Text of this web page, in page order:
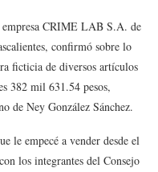
empresa CRIME LAB S.A. de
confirmó sobre lo
ficticia de diversos artículos
382 mil 631.54 pesos,
de Ney González Sánchez.
le empecé a vender desde el
los integrantes del Consejo